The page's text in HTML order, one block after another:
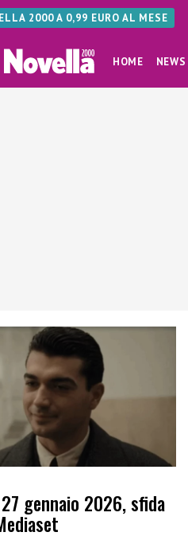
2000 A 0,99 EURO AL MESE
HOME NEWS
gennaio 2026, sfida